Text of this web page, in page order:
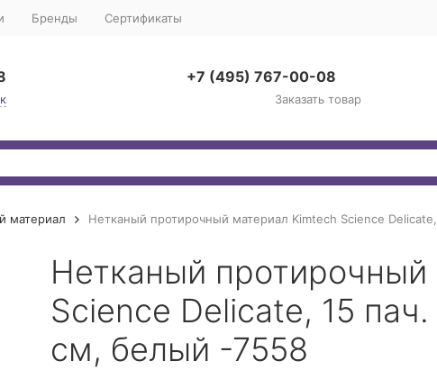
Бренды Сертификаты
+7 (495) 767-00-08
Заказать товар
материал Нетканый протирочный материал Kimtech Science
Нетканый
Science Delicate, 15
см, белый -7558